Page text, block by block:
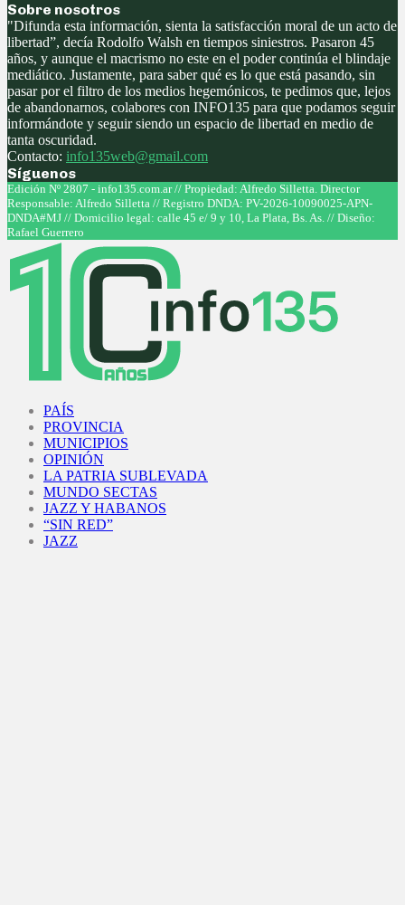
Sobre nosotros
"Difunda esta información, sienta la satisfacción moral de un acto de
libertad”, decía Rodolfo Walsh en tiempos siniestros. Pasaron 45
años, y aunque el macrismo no este en el poder continúa el blindaje
mediático. Justamente, para saber qué es lo que está pasando, sin
pasar por el filtro de los medios hegemónicos, te pedimos que, lejos
de abandonarnos, colabores con INFO135 para que podamos seguir
informándote y seguir siendo un espacio de libertad en medio de
tanta oscuridad.
Contacto: info135web@gmail.com
Síguenos
Facebook
Twitter
Instagram
Youtube
Edición Nº 2807 - info135.com.ar // Propiedad: Alfredo Silletta. Director
Responsable: Alfredo Silletta // Registro DNDA: PV-2026-10090025-APN-
DNDA#MJ // Domicilio legal: calle 45 e/ 9 y 10, La Plata, Bs. As. // Diseño:
Rafael Guerrero
PAÍS
PROVINCIA
MUNICIPIOS
OPINIÓN
LA PATRIA SUBLEVADA
MUNDO SECTAS
JAZZ Y HABANOS
“SIN RED”
JAZZ